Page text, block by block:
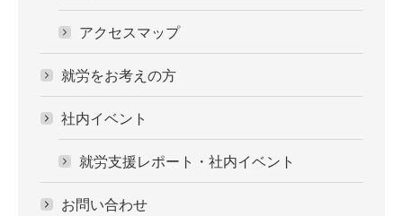
アクセスマップ
就労をお考えの方
社内イベント
就労支援レポート・社内イベント
お問い合わせ